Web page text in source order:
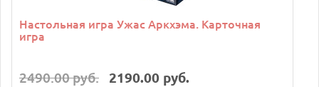
Настольная игра Ужас Аркхэма. Карточная
игра
2490.00 руб. 2190.00 руб.